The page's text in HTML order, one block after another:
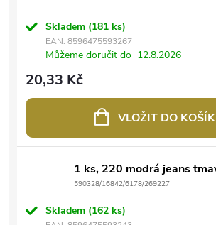
Skladem (181 ks)
EAN: 8596475593267
Můžeme doručit do 12.8.2026
20,33 Kč
VLOŽIT DO
1 ks, 220 modrá jeans
590328/16842/6178/269227
Skladem (162 ks)